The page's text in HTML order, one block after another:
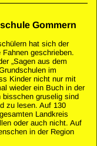
Gommern
hat sich der
geschrieben.
„Sagen aus dem
im
Kinder nicht nur mit
wieder ein Buch in der
gruselig sind
zu lesen. Auf 130
Landkreis
oder auch nicht. Auf
in der Region